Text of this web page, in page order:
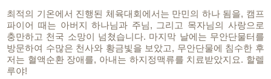
최적의 기온에서 진행된 체육대회에서는 만민의 하나 됨을, 캠프
파이어 때는 아버지 하나님과 주님, 그리고 목자님의 사랑으로
충만하고 천국 소망이 넘쳤습니다. 마지막 날에는 무안단물터를
방문하여 수많은 천사와 황금빛을 보았고, 무안단물에 침수한 후
저는 혈액순환 장애를, 아내는 하지정맥류를 치료받았지요. 할렐
루야!